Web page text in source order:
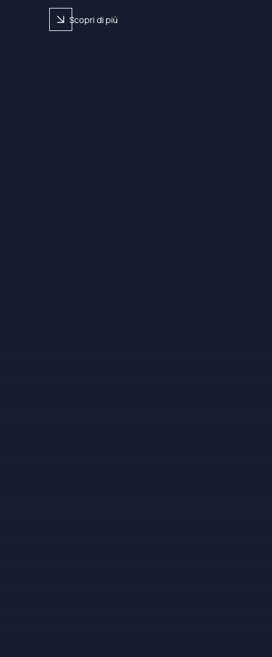
arrow_forwardScopri di più